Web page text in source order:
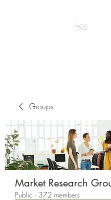
Groups
Market Research
Public · 372 members